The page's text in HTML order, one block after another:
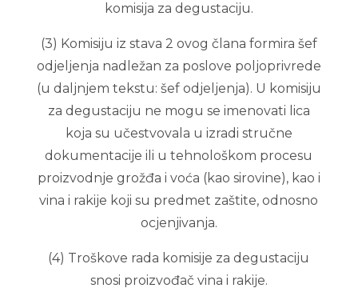
komisija za degustaciju.
(3) Komisiju iz stava 2 ovog člana formira šef
odjeljenja nadležan za poslove poljoprivrede
(u daljnjem tekstu: šef odjeljenja). U komisiju
za degustaciju ne mogu se imenovati lica
koja su učestvovala u izradi stručne
dokumentacije ili u tehnološkom procesu
proizvodnje grožđa i voća (kao sirovine), kao i
vina i rakije koji su predmet zaštite, odnosno
ocjenjivanja.
(4) Troškove rada komisije za degustaciju
snosi proizvođač vina i rakije.